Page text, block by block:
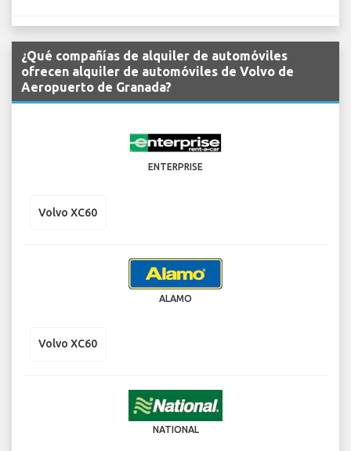
¿Qué compañías de alquiler de automóviles
ofrecen alquiler de automóviles de Volvo de
Aeropuerto de Granada?
ENTERPRISE
Volvo XC60
ALAMO
Volvo XC60
NATIONAL